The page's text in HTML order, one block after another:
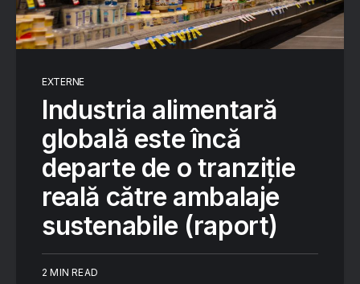
EXTERNE
Industria alimentară
globală este încă
departe de o tranziție
reală către ambalaje
sustenabile (raport)
2 MIN READ